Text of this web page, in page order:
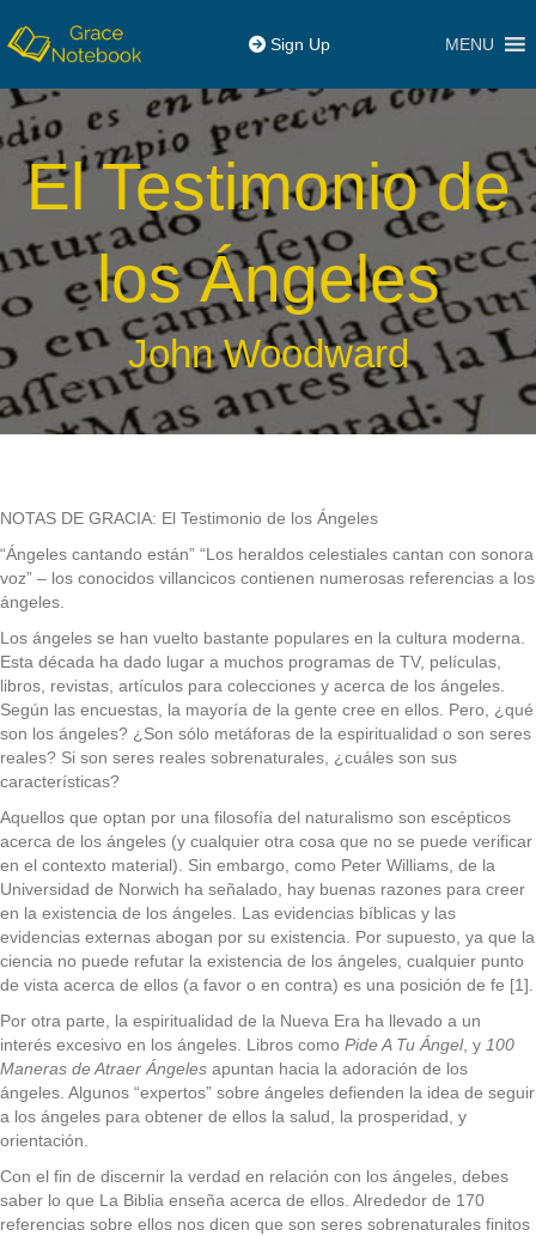
Sign Up MENU
El Testimonio de
los Ángeles
John Woodward
NOTAS DE GRACIA: El Testimonio de los Ángeles
“Ángeles cantando están” “Los heraldos celestiales cantan con sonora
voz” – los conocidos villancicos contienen numerosas referencias a los
ángeles.
Los ángeles se han vuelto bastante populares en la cultura moderna.
Esta década ha dado lugar a muchos programas de TV, películas,
libros, revistas, artículos para colecciones y acerca de los ángeles.
Según las encuestas, la mayoría de la gente cree en ellos. Pero, ¿qué
son los ángeles? ¿Son sólo metáforas de la espiritualidad o son seres
reales? Si son seres reales sobrenaturales, ¿cuáles son sus
características?
Aquellos que optan por una filosofía del naturalismo son escépticos
acerca de los ángeles (y cualquier otra cosa que no se puede verificar
en el contexto material). Sin embargo, como Peter Williams, de la
Universidad de Norwich ha señalado, hay buenas razones para creer
en la existencia de los ángeles. Las evidencias bíblicas y las
evidencias externas abogan por su existencia. Por supuesto, ya que la
ciencia no puede refutar la existencia de los ángeles, cualquier punto
de vista acerca de ellos (a favor o en contra) es una posición de fe [1].
Por otra parte, la espiritualidad de la Nueva Era ha llevado a un
interés excesivo en los ángeles. Libros como Pide A Tu Ángel, y 100
Maneras de Atraer Ángeles apuntan hacia la adoración de los
ángeles. Algunos “expertos” sobre ángeles defienden la idea de seguir
a los ángeles para obtener de ellos la salud, la prosperidad, y
orientación.
Con el fin de discernir la verdad en relación con los ángeles, debes
saber lo que La Biblia enseña acerca de ellos. Alrededor de 170
referencias sobre ellos nos dicen que son seres sobrenaturales finitos